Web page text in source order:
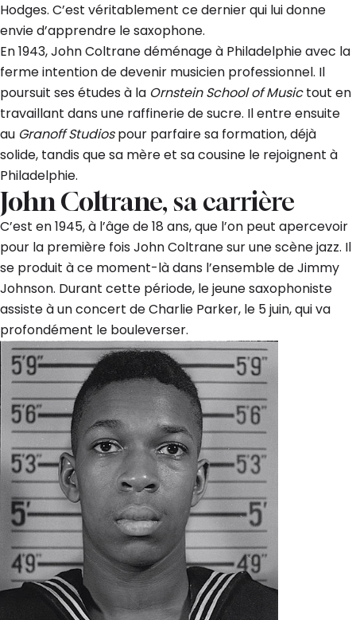
Hodges. C’est véritablement ce dernier qui lui donne
envie d’apprendre le saxophone.
En 1943, John Coltrane déménage à Philadelphie avec la
ferme intention de devenir musicien professionnel. Il
poursuit ses études à la Ornstein School of Musictout en
travaillant dans une raffinerie de sucre. Il entre ensuite
au Granoff Studiospour parfaire sa formation, déjà
solide, tandis que sa mère et sa cousine le rejoignent à
Philadelphie.
John Coltrane, sa carrière
C’est en 1945, à l’âge de 18 ans, que l’on peut apercevoir
pour la première fois John Coltrane sur une scène jazz. Il
se produit à ce moment-là dans l’ensemble de Jimmy
Johnson. Durant cette période, le jeune saxophoniste
assiste à un concert de Charlie Parker, le 5 juin, qui va
profondément le bouleverser.